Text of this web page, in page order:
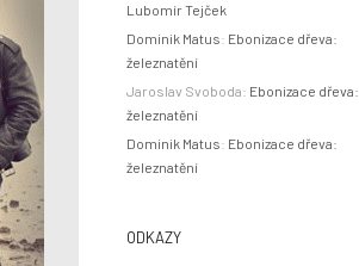
Lubomír Tejček
Dominik Matus: Ebonizace dřeva:
železnatění
Jaroslav Svoboda: Ebonizace dřeva:
železnatění
Dominik Matus: Ebonizace dřeva:
železnatění
ODKAZY